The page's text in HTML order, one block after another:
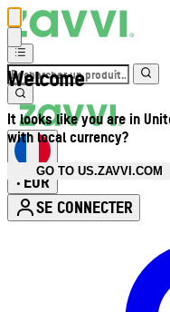
Welcome
It looks like you are in
with local currency?
GO TO US.ZAVVI.COM
• EUR
SE CONNECTER